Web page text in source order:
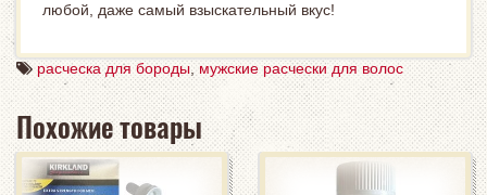
любой, даже самый взыскательный вкус!
расческа для бороды, мужские расчески для волос
Похожие товары